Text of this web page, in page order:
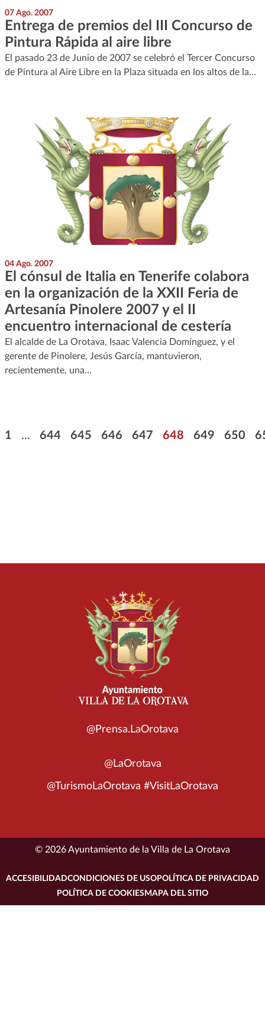
07 Ago. 2007
Entrega de premios del III Concurso de
Pintura Rápida al aire libre
El pasado 23 de Junio de 2007 se celebró el Tercer Concurso
de Pintura al Aire Libre en la Plaza situada en los altos de la…
04 Ago. 2007
El cónsul de Italia en Tenerife colabora
en la organización de la XXII Feria de
Artesanía Pinolere 2007 y el II
encuentro internacional de cestería
El alcalde de La Orotava, Isaac Valencia Domínguez, y el
gerente de Pinolere, Jesús García, mantuvieron,
recientemente, una…
Paginación
Primera página
1 ... Página
644 Página
645 Página
646 Página
647 Página
648 Página
649 Página
650
@Prensa.LaOrotava
@LaOrotava
@TurismoLaOrotava #VisitLaOrotava
© 2026 Ayuntamiento de la Villa de La Orotava
ACCESIBILIDADCONDICIONES DE USO POLÍTICA DE PRIVACIDAD
POLÍTICA DE COOKIESMAPA DEL SITIO